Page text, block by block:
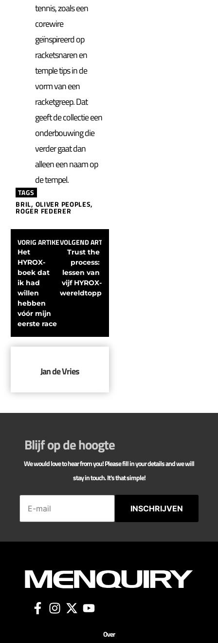
tennis, zoals een
corewire
geïnspireerd op
racketsnaren en
temple tips in de
vorm van een
racketgreep. Dat
geeft de collectie een
onderbouwing die
verder gaat dan
alleen een naam op
de tempel.
TAGS
BRIL, OLIVER PEOPLES,
ROGER FEDERER
VORIG ARTIKEL
Het
HYROX-
boek dat
ik had
willen
hebben
vóór mijn
eerste race
VOLGEND ARTIKEL
Trust the
process:
lessen van
vijf HYROX-
wereldtoppers
Jan de Vries
Blijf op de hoogte
We would love to hear from you! Please fill in your details and we will
stay in touch. It's that simple!
INSCHRIJVEN
Over